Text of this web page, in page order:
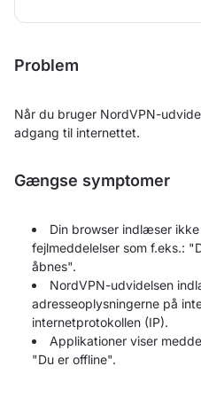
Problem
Når du bruger NordVPN-
adgang til internettet.
Gængse symptomer
Din browser indlæser
fejlmeddelelser som f.eks.:
åbnes".
NordVPN-udvidelsen
adresseoplysningerne på
internetprotokollen (IP).
Applikationer viser
"Du er offline".